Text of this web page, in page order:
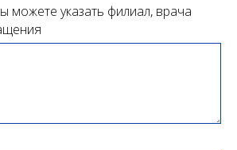
можете указать филиал, врача